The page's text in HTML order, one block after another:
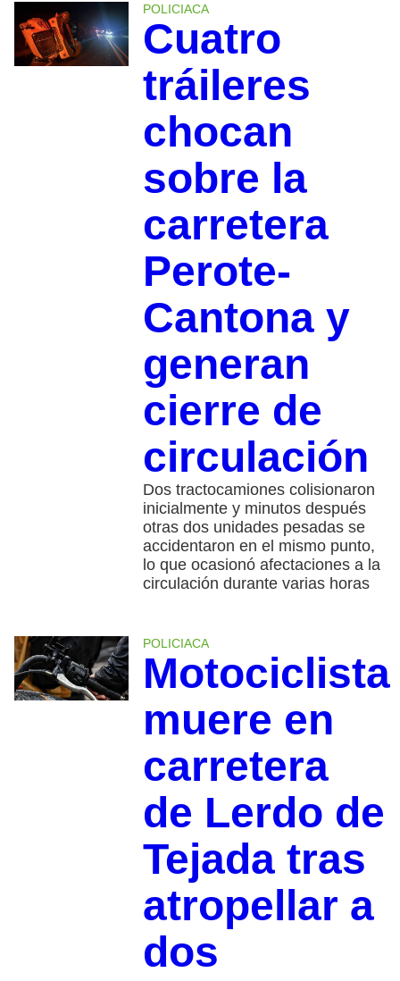
POLICIACA
Cuatro
tráileres
chocan
sobre la
carretera
Perote-
Cantona y
generan
cierre de
circulación
Dos tractocamiones colisionaron
inicialmente y minutos después
otras dos unidades pesadas se
accidentaron en el mismo punto,
lo que ocasionó afectaciones a la
circulación durante varias horas
POLICIACA
Motociclista
muere en
carretera
de Lerdo de
Tejada tras
atropellar a
dos